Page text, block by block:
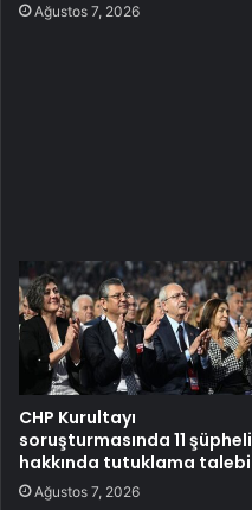
Ağustos 7, 2026
CHP Kurultayı
soruşturmasında 11 şüpheli
hakkında tutuklama talebi
Ağustos 7, 2026